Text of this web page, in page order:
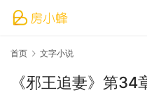
首页 文字小说
《邪王追妻》第34